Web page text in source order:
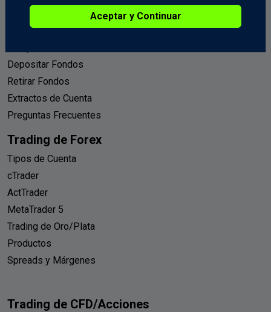
Aceptar y Continuar
Abrir una Cuenta Real
Abrir una Cuenta Demo
Depositar Fondos
Retirar Fondos
Extractos de Cuenta
Preguntas Frecuentes
Trading de Forex
Tipos de Cuenta
cTrader
ActTrader
MetaTrader 5
Trading de Oro/Plata
Productos
Spreads y Márgenes
Trading de CFD/Acciones